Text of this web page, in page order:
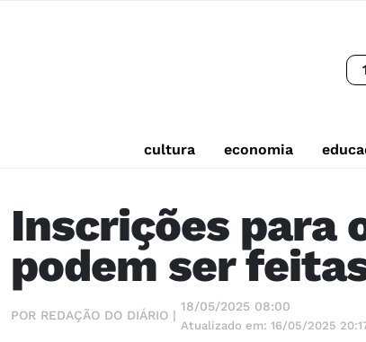
cultura economia
Inscrições para
podem ser
POR REDAÇÃO DO DIÁRIO |
18/05/2025 08:00
Atualizado em: 16/05/2025